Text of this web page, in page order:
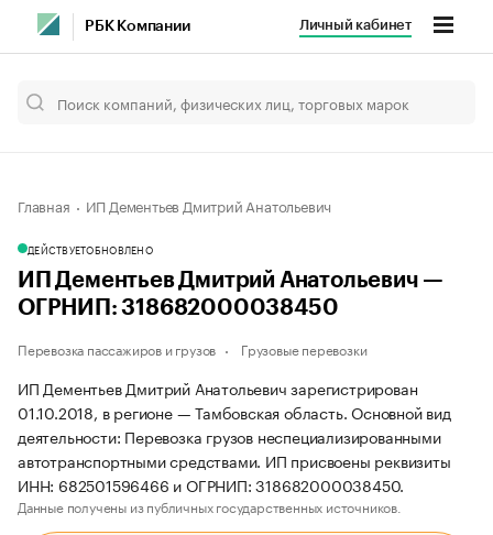
РБК Компании Личный кабинет
Главная ИП Дементьев Дмитрий Анатольевич
ДЕЙСТВУЕТОБНОВЛЕНО
ИП Дементьев Дмитрий Анатольевич —
ОГРНИП: 318682000038450
Перевозка пассажиров и грузов Грузовые перевозки
ИП Дементьев Дмитрий Анатольевич зарегистрирован
01.10.2018, в регионе — Тамбовская область. Основной вид
деятельности: Перевозка грузов неспециализированными
автотранспортными средствами. ИП присвоены реквизиты
ИНН: 682501596466 и ОГРНИП: 318682000038450.
Данные получены из публичных государственных источников.